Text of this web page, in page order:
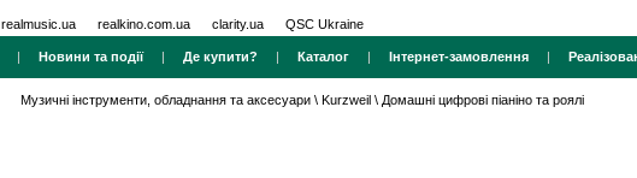
realmusic.ua realkino.com.ua clarity.ua QSC Ukraine
| Новини та події| Де купити? | Каталог | Інтернет-замовлення |
Музичні інструменти, обладнання та аксесуари \ Kurzweil \ Домашні цифрові піаніно та роялі